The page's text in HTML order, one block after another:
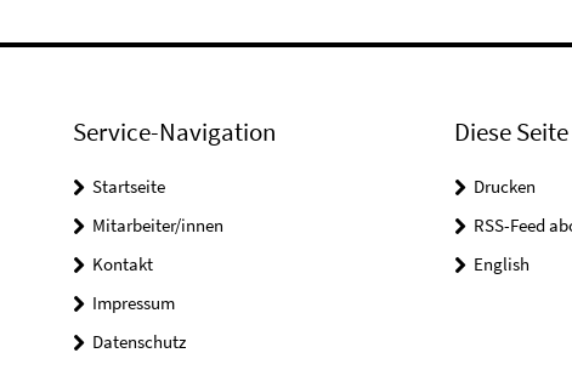
Service-Navigation
Startseite
Mitarbeiter/innen
Kontakt
Impressum
Datenschutz
Diese Seite
Drucken
RSS-Feed
English